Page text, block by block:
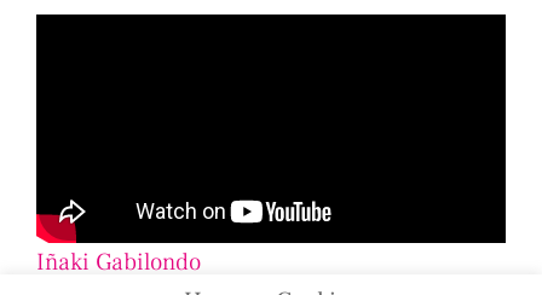
Iñaki Gabilondo